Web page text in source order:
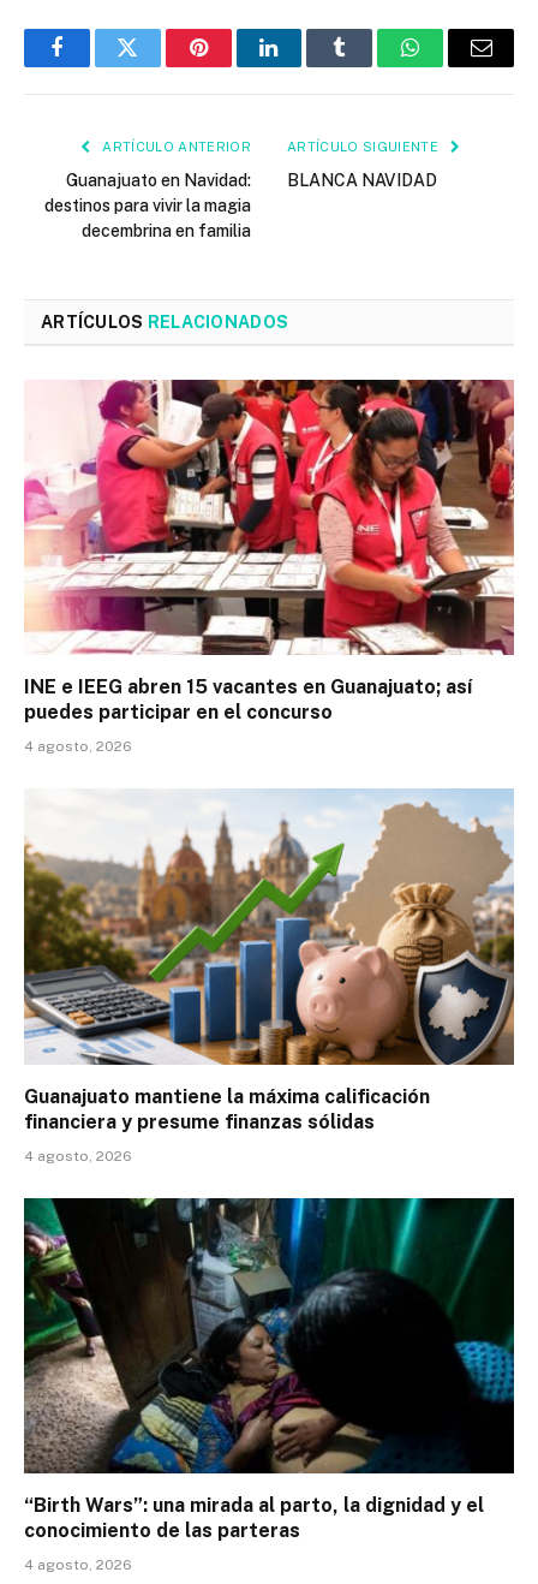
FacebookTwitter PinterestLinkedInTumblr WhatsAppEmail
ARTÍCULO ANTERIOR
Guanajuato en Navidad:
destinos para vivir la magia
decembrina en familia
ARTÍCULO SIGUIENTE
BLANCA NAVIDAD
ARTÍCULOS RELACIONADOS
INE e IEEG abren 15 vacantes en Guanajuato; así
puedes participar en el concurso
4 agosto, 2026
Guanajuato mantiene la máxima calificación
financiera y presume finanzas sólidas
4 agosto, 2026
“Birth Wars”: una mirada al parto, la dignidad y el
conocimiento de las parteras
4 agosto, 2026